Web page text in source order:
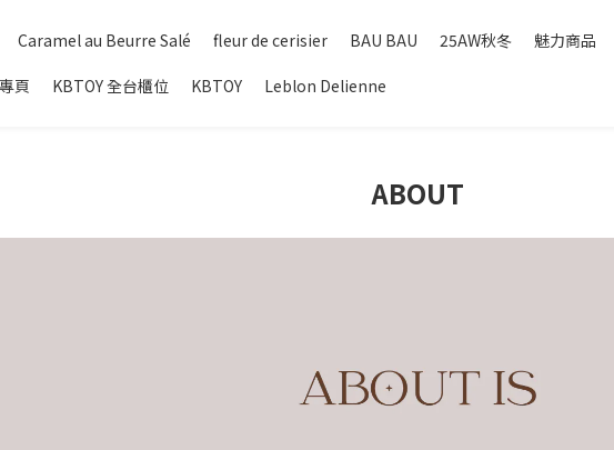
Caramel au Beurre Salé fleur de cerisier BAU BAU 25AW秋冬 魅力商品
頁 KBTOY 全台櫃位 KBTOY Leblon Delienne
ABOUT